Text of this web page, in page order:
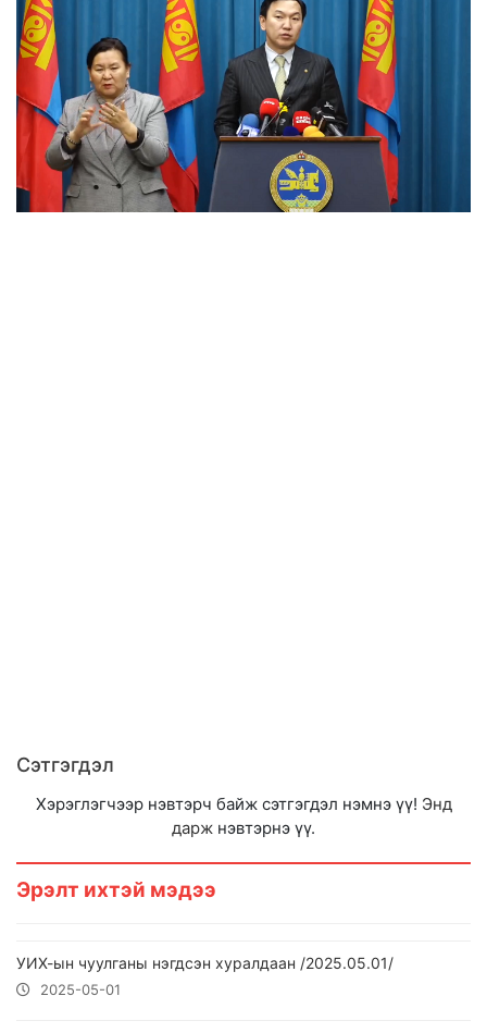
Сэтгэгдэл
Хэрэглэгчээр нэвтэрч байж сэтгэгдэл нэмнэ үү! Энд
дарж нэвтэрнэ үү.
Эрэлт ихтэй мэдээ
УИХ-ын чуулганы нэгдсэн хуралдаан /2025.05.01/
2025-05-01